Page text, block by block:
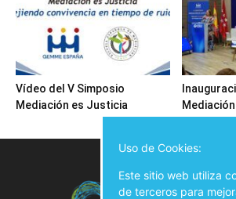
Vídeo del V Simposio
Mediación es Justicia
Uso de Cookies:
Este sitio web utiliza
de terceros para